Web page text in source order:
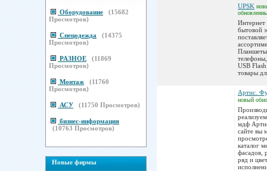
Оборудование (15682
Просмотров)
Спецодежда (14375
Просмотров)
РАЗНОЕ (11869
Просмотров)
Монтаж (11760
Просмотров)
АСУ (11750 Просмотров)
бизнес-информация
(10763 Просмотров)
Новые фирмы
UPSK
Интернет
бытовой
USB
товары
Артис.
новый
мдф
сайте вы
каталог
фасадов,
ряд и